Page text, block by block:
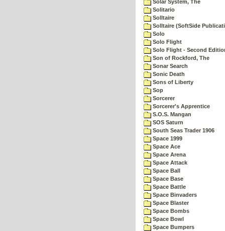
Solar System, The
Solitario
Solltaire
Solltaire (SoftSide
Solo
Solo Flight
Solo Flight - Second
Son of Rockford, The
Sonar Search
Sonic Death
Sons of Liberty
Sop
Sorcerer
Sorcerer's Apprentice
S.O.S. Mangan
SOS Saturn
South Seas Trader 1906
Space 1999
Space Ace
Space Arena
Space Attack
Space Ball
Space Base
Space Battle
Space Binvaders
Space Blaster
Space Bombs
Space Bowl
Space Bumpers